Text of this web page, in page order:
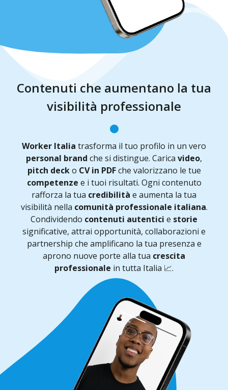
Contenuti che aumentano la tua
visibilità professionale
Worker Italia trasforma il tuo profilo in un vero
personal brand che si distingue. Carica video,
pitch decko CV in PDFche valorizzano le tue
competenze e i tuoi risultati. Ogni contenuto
rafforza la tua credibilità e aumenta la tua
visibilità nella comunità professionale italiana.
Condividendo contenuti autentici e storie
significative, attrai opportunità, collaborazioni e
partnership che amplificano la tua presenza e
aprono nuove porte alla tua crescita
professionale in tutta Italia 📈.